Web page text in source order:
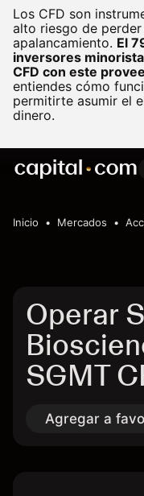
Los CFD son
alto riesgo de
apalancamiento. El
inversores
CFD con este
entiendes cómo
permitirte asumir el
dinero.
Inicio Mercados
Operar
SGMT
Agregar a